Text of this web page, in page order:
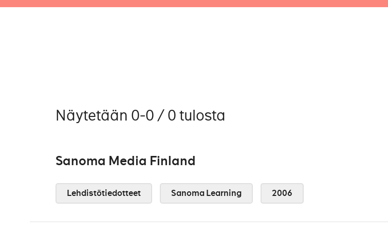
Näytetään 0-0 / 0 tulosta
Sanoma Media Finland
Lehdistötiedotteet Sanoma Learning 2006